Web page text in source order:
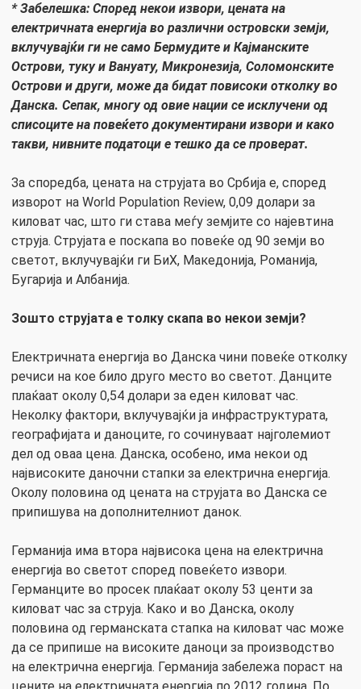
* Забелешка: Според некои извори, цената на
електричната енергија во различни островски земји,
вклучувајќи ги не само Бермудите и Кајманските
Острови, туку и Вануату, Микронезија, Соломонските
Острови и други, може да бидат повисоки отколку во
Данска. Сепак, многу од овие нации се исклучени од
списоците на повеќето документирани извори и како
такви, нивните податоци е тешко да се проверат.
За споредба, цената на струјата во Србија е, според
изворот на World Population Review, 0,09 долари за
киловат час, што ги става меѓу земјите со најевтина
струја. Струјата е поскапа во повеќе од 90 земји во
светот, вклучувајќи ги БиХ, Македонија, Романија,
Бугарија и Албанија.
Зошто струјата е толку скапа во некои земји?
Електричната енергија во Данска чини повеќе отколку
речиси на кое било друго место во светот. Данците
плаќаат околу 0,54 долари за еден киловат час.
Неколку фактори, вклучувајќи ја инфраструктурата,
географијата и даноците, го сочинуваат најголемиот
дел од оваа цена. Данска, особено, има некои од
највисоките даночни стапки за електрична енергија.
Околу половина од цената на струјата во Данска се
припишува на дополнителниот данок.
Германија има втора највисока цена на електрична
енергија во светот според повеќето извори.
Германците во просек плаќаат околу 53 центи за
киловат час за струја. Како и во Данска, околу
половина од германската стапка на киловат час може
да се припише на високите даноци за производство
на електрична енергија. Германија забележа пораст на